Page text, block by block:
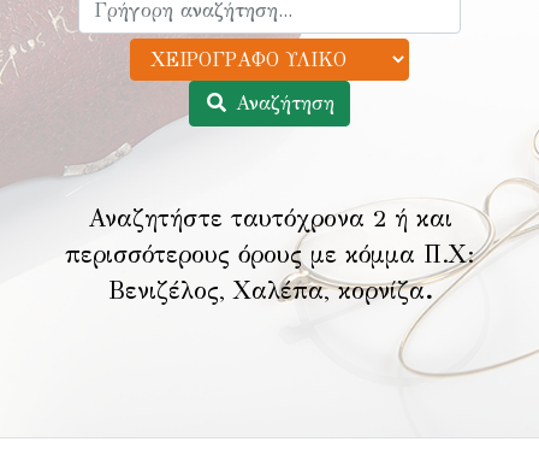
Αναζήτηση
Αναζητήστε ταυτόχρονα 2 ή και
περισσότερους όρους με κόμμα Π.Χ:
Βενιζέλος, Χαλέπα, κορνίζα.